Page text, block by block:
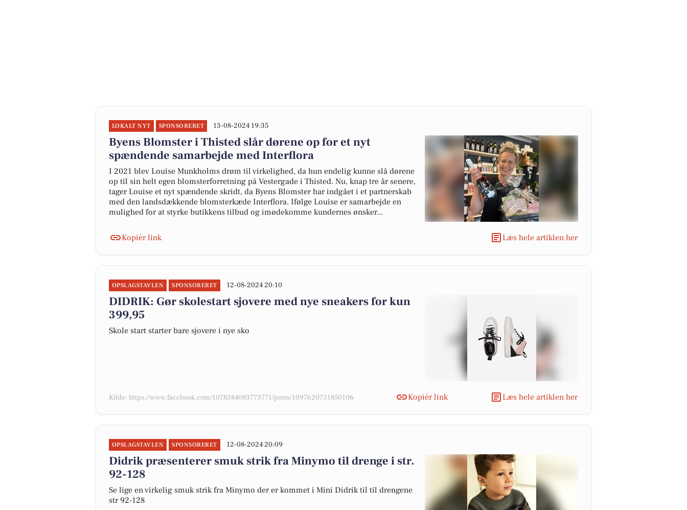
LOKALT NYT SPONSORERET 13-08-2024 19:35
Byens Blomster i Thisted slår dørene op for et nyt
spændende samarbejde med Interflora
I 2021 blev Louise Munkholms drøm til virkelighed, da hun endelig kunne slå dørene
op til sin helt egen blomsterforretning på Vestergade i Thisted. Nu, knap tre år senere,
tager Louise et nyt spændende skridt, da Byens Blomster har indgået i et partnerskab
med den landsdækkende blomsterkæde Interflora. Ifølge Louise er samarbejde en
mulighed for at styrke butikkens tilbud og imødekomme kundernes ønsker...
Kopiér link Læs hele artiklen her
OPSLAGSTAVLEN SPONSORERET 12-08-2024 20:10
DIDRIK: Gør skolestart sjovere med nye sneakers for kun
399,95
Skole start starter bare sjovere i nye sko
Kilde: https://www.facebook.com/1078384083773771/posts/1097620731850106 Kopiér link Læs hele artiklen her
OPSLAGSTAVLEN SPONSORERET 12-08-2024 20:09
Didrik præsenterer smuk strik fra Minymo til drenge i str.
92-128
Se lige en virkelig smuk strik fra Minymo der er kommet i Mini Didrik til til drengene
str 92-128